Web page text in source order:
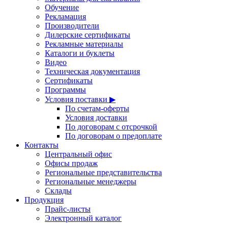
Обучение
Рекламация
Производители
Дилерские сертификаты
Рекламные материалы
Каталоги и буклеты
Видео
Техническая документация
Сертификаты
Программы
Условия поставки ▶
По счетам-оферты
Условия доставки
По договорам с отсрочкой
По договорам о предоплате
Контакты
Центральный офис
Офисы продаж
Региональные представительства
Региональные менеджеры
Склады
Продукция
Прайс-листы
Электронный каталог